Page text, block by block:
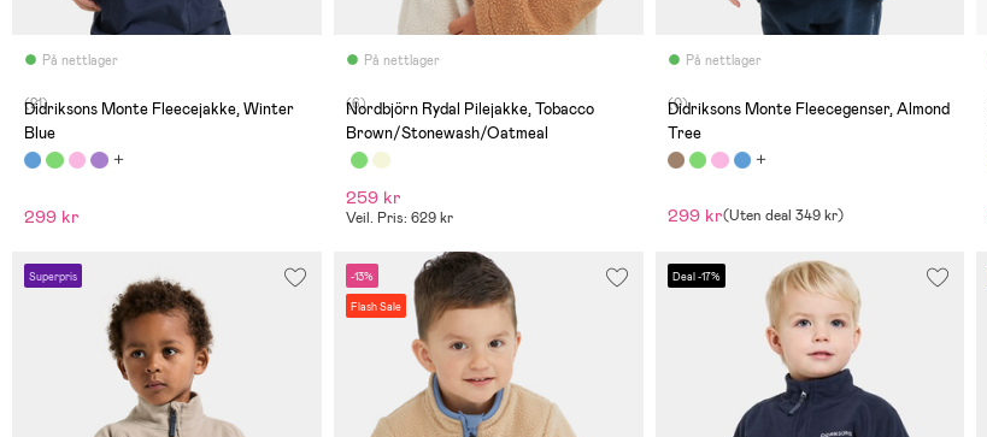
På nettlager
(21)
Didriksons Monte Fleecejakke, Winter
Blue
299 kr
På nettlager
(6)
Nordbjörn Rydal Pilejakke, Tobacco
Brown/Stonewash/Oatmeal
259 kr
Veil. Pris: 629 kr
På nettlager
(0)
Didriksons Monte Fleecegenser, Almond
Tree
299 kr(Uten deal 349 kr)
Superpris -13%
Flash Sale
Deal -17%